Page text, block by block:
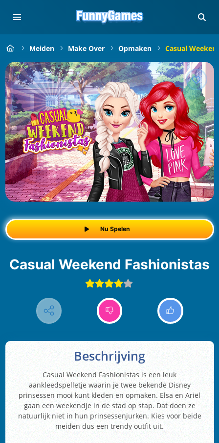
Meiden Make Over Opmaken Casual
Nu Spelen
Casual Weekend Fashionistas
Beschrijving
Casual Weekend Fashionistas is een leuk
aankleedspelletje waarin je twee bekende Disney
prinsessen mooi kunt kleden en opmaken. Elsa en Ariël
gaan een weekendje in de stad op stap. Dat doen ze
natuurlijk niet in hun prinsessenjurken. Kies voor beide
meiden dus een trendy outfit uit.